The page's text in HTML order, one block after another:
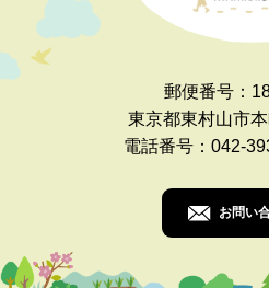
郵便番号：
東京都東村山市
電話番号：042-
お問い